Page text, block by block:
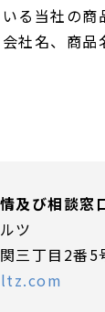
る当社の商
社名、商品
及び相談窓
ツ
三丁目2番